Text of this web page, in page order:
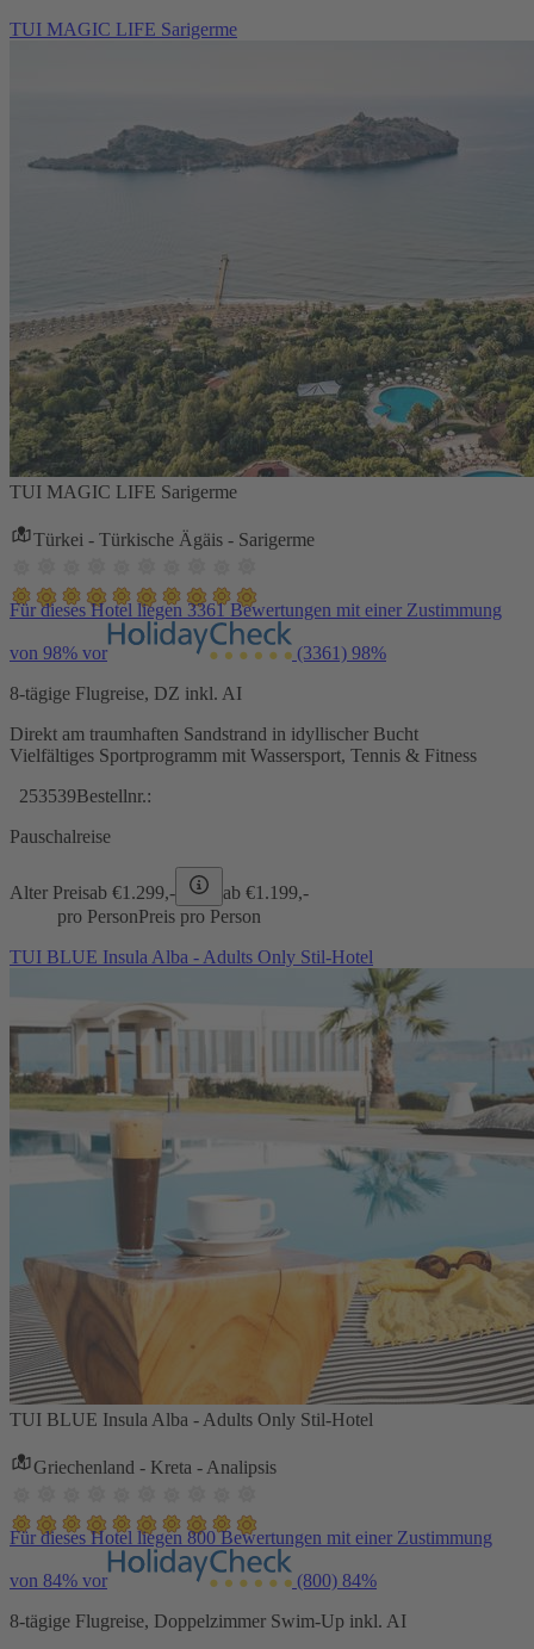
TUI MAGIC LIFE Sarigerme
TUI MAGIC LIFE Sarigerme
Türkei - Türkische Ägäis - Sarigerme
Für dieses Hotel liegen 3361 Bewertungen mit einer Zustimmung
von 98% vor (3361) 98%
8-tägige Flugreise, DZ inkl. AI
Direkt am traumhaften Sandstrand in idyllischer Bucht
Vielfältiges Sportprogramm mit Wassersport, Tennis & Fitness
253539Bestellnr.:
Pauschalreise
Alter Preisab €1.299,- ab €1.199,-
pro PersonPreis pro Person
TUI BLUE Insula Alba - Adults Only Stil-Hotel
TUI BLUE Insula Alba - Adults Only Stil-Hotel
Griechenland - Kreta - Analipsis
Für dieses Hotel liegen 800 Bewertungen mit einer Zustimmung
von 84% vor (800) 84%
8-tägige Flugreise, Doppelzimmer Swim-Up inkl. AI